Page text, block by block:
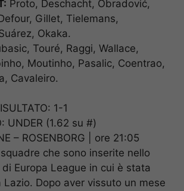
Proto, Deschacht, Obradović,
Gillet, Tielemans,
Okaka.
Touré, Raggi, Wallace,
Moutinho, Pasalic, Coentrao,
Cavaleiro.
1-1
UNDER (1.62 su #)
– ROSENBORG | ore 21:05
che sono inserite nello
Europa League in cui è stata
Dopo aver vissuto un mese